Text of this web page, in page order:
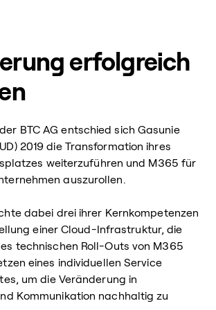
erfolgreich
BTC AG entschied sich Gasunie
2019 die Transformation ihres
weiterzuführen und M365 für
auszurollen.
dabei drei ihrer Kernkompetenzen
einer Cloud-Infrastruktur, die
technischen Roll-Outs von M365
eines individuellen Service
um die Veränderung in
Kommunikation nachhaltig zu